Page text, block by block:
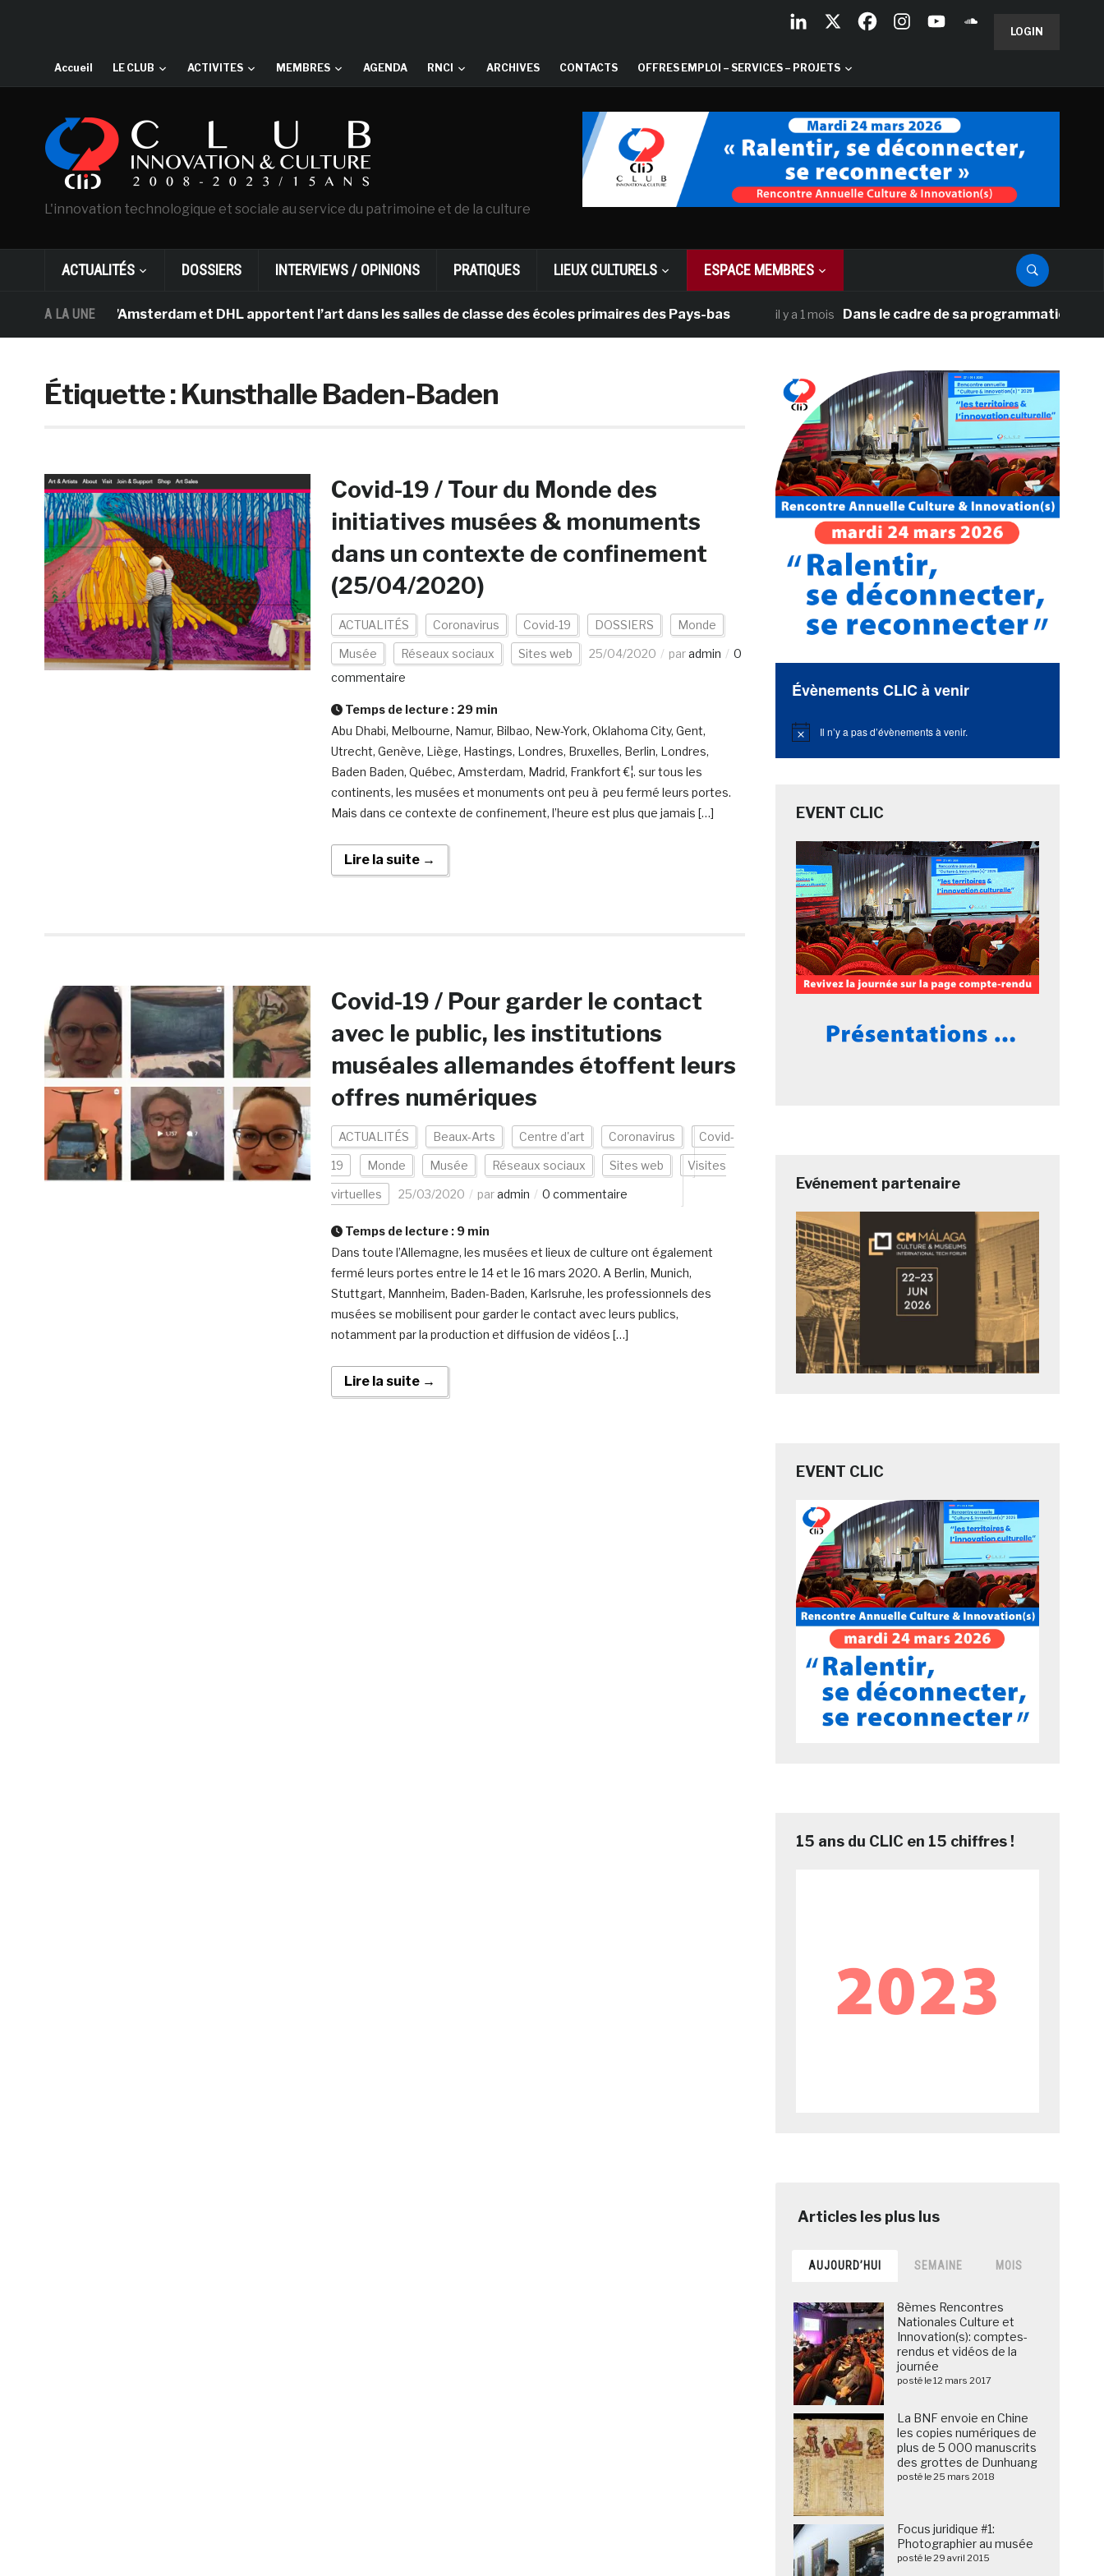
LOGIN
Accueil LE CLUB ACTIVITES MEMBRES AGENDA RNCI ARCHIVES CONTACTS OFFRES EMPLOI – SERVICES – PROJETS
L'innovation technologique et sociale au service du patrimoine et de la culture
ACTUALITÉS DOSSIERS INTERVIEWS / OPINIONS PRATIQUES LIEUX CULTURELS ESPACE MEMBRES
A LA UNE
Van Gogh d’Amsterdam et DHL apportent l’art dans les salles de classe des écoles primaires des Pays-bas il y a 1 mois Dans le cadre de sa programmation
Étiquette :Kunsthalle Baden-Baden
Covid-19 / Tour du Monde des
initiatives musées & monuments
dans un contexte de confinement
(25/04/2020)
ACTUALITÉS Coronavirus Covid-19 DOSSIERS Monde
Musée Réseaux sociaux Sites web 25/04/2020 paradmin
0
commentaire
Temps de lecture : 29 min
Abu Dhabi, Melbourne, Namur, Bilbao, New-York, Oklahoma City, Gent,
Utrecht, Genève, Liège, Hastings, Londres, Bruxelles, Berlin, Londres,
Baden Baden, Québec, Amsterdam, Madrid, Frankfort €¦. sur tous les
continents, les musées et monuments ont peu à peu fermé leurs portes.
Mais dans ce contexte de confinement, l’heure est plus que jamais […]
Lire la suite →
Covid-19 / Pour garder le contact
avec le public, les institutions
muséales allemandes étoffent leurs
offres numériques
ACTUALITÉS Beaux-Arts Centre d'art Coronavirus Covid-
19 Monde Musée Réseaux sociaux Sites web Visites
virtuelles 25/03/2020 paradmin 0 commentaire
Temps de lecture : 9 min
Dans toute l’Allemagne, les musées et lieux de culture ont également
fermé leurs portes entre le 14 et le 16 mars 2020. A Berlin, Munich,
Stuttgart, Mannheim, Baden-Baden, Karlsruhe, les professionnels des
musées se mobilisent pour garder le contact avec leurs publics,
notamment par la production et diffusion de vidéos […]
Lire la suite →
Évènements CLIC à venir
Notice Il n’y a pas d’évènements à venir.
EVENT CLIC
Evénement partenaire
EVENT CLIC
15 ans du CLIC en 15 chiffres !
AUJOURD’HUI SEMAINE MOIS
8èmes Rencontres
Nationales Culture et
Innovation(s): comptes-
rendus et vidéos de la
journée
posté le 12 mars 2017
La BNF envoie en Chine
les copies numériques de
plus de 5 000 manuscrits
des grottes de Dunhuang
posté le 25 mars 2018
Focus juridique #1:
Photographier au musée
posté le 29 avril 2015